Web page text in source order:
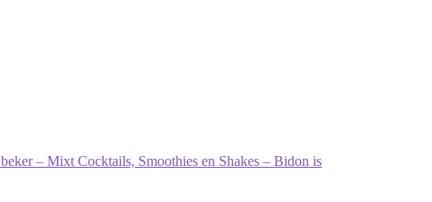
– Mixt Cocktails, Smoothies en Shakes – Bidon is